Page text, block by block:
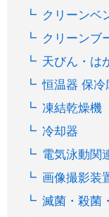
クリーンベ
クリーンブ
天びん・は
恒温器 保冷
凍結乾燥機
冷却器
電気泳動関
画像撮影装
滅菌・殺菌